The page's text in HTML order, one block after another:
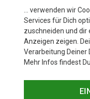
Andere Kunden
… verwenden wir
Services für Dich
zuschneiden und
Anzeigen zeigen.
Verarbeitung Deiner
Mehr Infos findest